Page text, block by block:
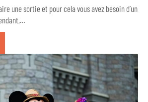
une sortie et pour cela vous avez besoin d’un
…